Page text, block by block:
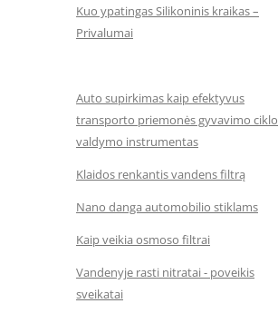
Kuo ypatingas Silikoninis kraikas –
Privalumai
Auto supirkimas kaip efektyvus
transporto priemonės gyvavimo ciklo
valdymo instrumentas
Klaidos renkantis vandens filtrą
Nano danga automobilio stiklams
Kaip veikia osmoso filtrai
Vandenyje rasti nitratai - poveikis
sveikatai